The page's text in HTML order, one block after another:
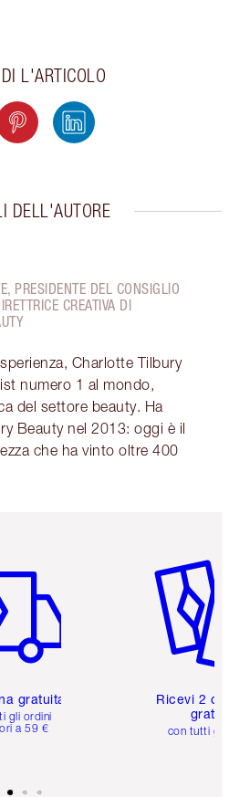
L'ARTICOLO
DELL'AUTORE
PRESIDENTE DEL CONSIGLIO
CREATIVA DI
Charlotte Tilbury
numero 1 al mondo,
del settore beauty. Ha
Beauty nel 2013: oggi è il
che ha vinto oltre 400
gratuita
gli ordini
a 59 €
Ricevi 2
con tutti gli